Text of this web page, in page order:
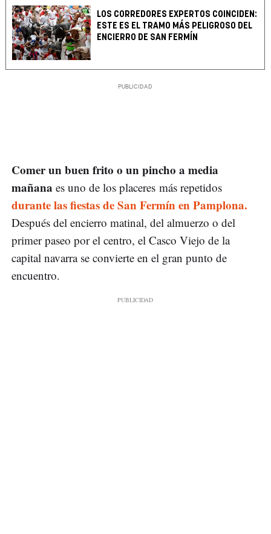
LOS CORREDORES EXPERTOS COINCIDEN:
ESTE ES EL TRAMO MÁS PELIGROSO DEL
ENCIERRO DE SAN FERMÍN
Comer un buen frito o un pincho a media
mañana es uno de los placeres más repetidos
durante las fiestas de San Fermín en Pamplona.
Después del encierro matinal, del almuerzo o del
primer paseo por el centro, el Casco Viejo de la
capital navarra se convierte en el gran punto de
encuentro.